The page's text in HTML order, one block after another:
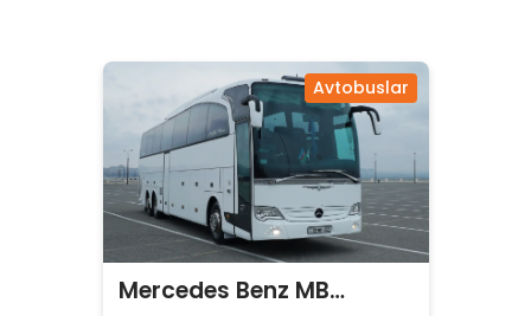
Avtobuslar
Mercedes Benz MB